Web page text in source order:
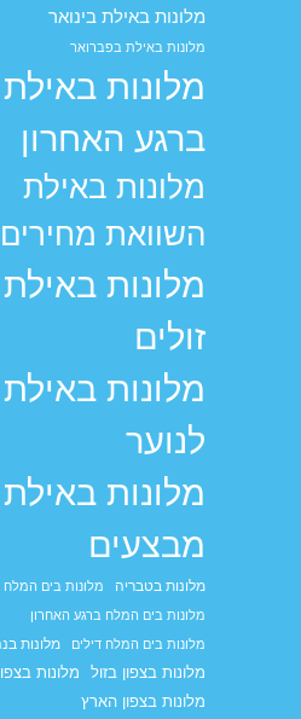
מלונות באילת בינואר
מלונות באילת בפברואר
מלונות באילת
ברגע האחרון
מלונות באילת
השוואת מחירים
מלונות באילת
זולים
מלונות באילת
לנוער
מלונות באילת
מבצעים
מלונות בטבריה
מלונות בים המלח
מלונות בים המלח ברגע האחרון
מלונות בים המלח דילים
מלונות
מלונות בצפון בזול
מלונות
מלונות בצפון הארץ